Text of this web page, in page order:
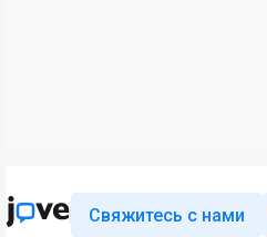
Свяжитесь с нами